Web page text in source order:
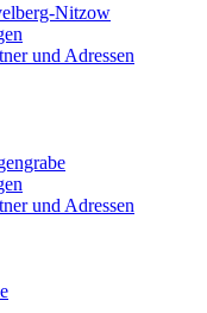
Nitzow
und Adressen
und Adressen